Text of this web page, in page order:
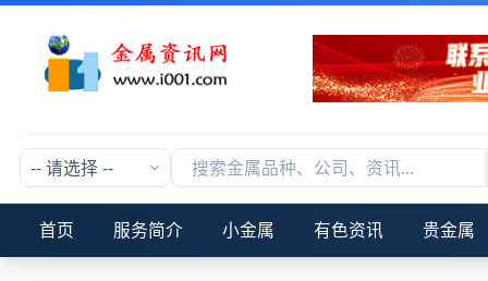
首页 服务简介 小金属 有色资讯 贵金属